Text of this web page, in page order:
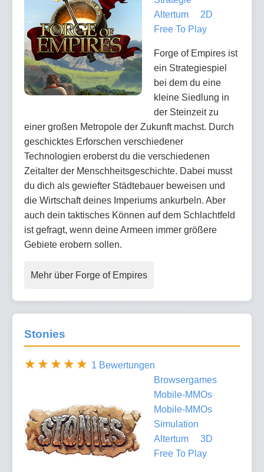
Altertum
2D
Free To Play
Forge of Empires ist
ein Strategiespiel
bei dem du eine
kleine Siedlung in
der Steinzeit zu
einer großen Metropole der Zukunft machst. Durch
geschicktes Erforschen verschiedener
Technologien eroberst du die verschiedenen
Zeitalter der Menschheitsgeschichte. Dabei musst
du dich als gewiefter Städtebauer beweisen und
die Wirtschaft deines Imperiums ankurbeln. Aber
auch dein taktisches Können auf dem Schlachtfeld
ist gefragt, wenn deine Armeen immer größere
Gebiete erobern sollen.
Mehr über Forge of Empires
Stonies
1 Bewertungen
Browsergames
Mobile-MMOs
Mobile-MMOs
Simulation
Altertum
3D
Free To Play